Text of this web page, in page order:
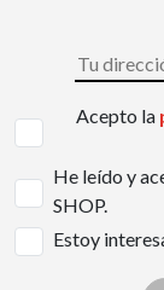
Acepto la
He leído y
SHOP.
Estoy